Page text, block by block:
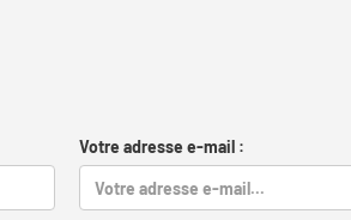
Votre adresse e-mail :